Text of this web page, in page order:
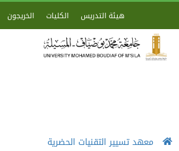
هيئة التدريس الكليات الخريجون
معهد تسيير التقنيات الحضرية